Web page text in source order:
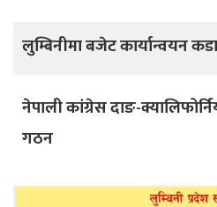
लुम्बिनीमा बजेट कार्यान्वयन
नेपाली कांग्रेस दाङ-
गठन